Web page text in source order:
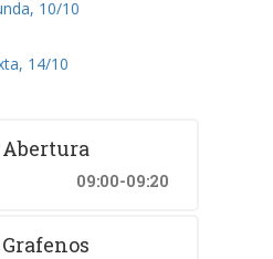
10/10
14/10
09:00-09:20